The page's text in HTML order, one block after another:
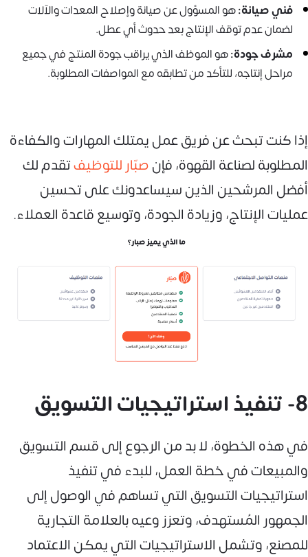
فني صيانة:هو المسؤول عن صيانة وإصلاح المعدات والآلات
لضمان عدم توقف الإنتاج بعد حدوث أي عطل.
مشرف جودة:هو الموظف الذي يراقب جودة المنتج في جميع
مراحل إنتاجه، للتأكد من تطابقه مع المواصفات المطلوبة.
إذا كنت تبحث عن فريق عمل يمتلك المهارات والكفاءة
المطلوبة لصناعة القهوة، فإنصبّار للتوظيفتقدم لك
أفضل المرشحين الذين سيساعدونك على تحسين
عمليات الإنتاج، وزيادة الجودة، وتوسيع قاعدة العملاء.
8- تنفيذ استراتيجيات التسويق
في هذه الخطوة، لا بد من الرجوع إلى قسم التسويق
والمبيعات في خطة العمل، للبدء في تنفيذ
استراتيجيات التسويق التي تساهم في الوصول إلى
الجمهور المُستهدف، وتعزز وعيه بالعلامة التجارية
للمصنع، وتشمل الاستراتيجيات التي يمكن الاعتماد